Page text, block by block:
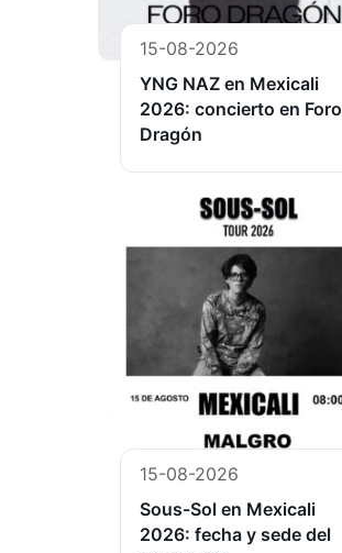
15-08-2026
YNG NAZ en Mexicali
2026: concierto en Foro
Dragón
15-08-2026
Sous-Sol en Mexicali
2026: fecha y sede del